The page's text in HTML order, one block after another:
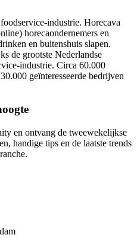
industrie. Horecava
horecaondernemers en
en buitenshuis slapen.
de grootste Nederlandse
industrie. Circa 60.000
geïnteresseerde bedrijven
en ontvang de tweewekelijkse
handige tips en de laatste trends